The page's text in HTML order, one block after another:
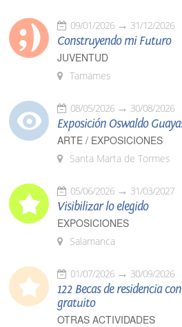
09/01/2026 31/12/2026
Construyendo mi Futuro
JUVENTUD
Tamames
08/05/2026 30/08/2026
Exposición Oswaldo
ARTE / EXPOSICIONES
Santa Marta de Tormes
05/06/2026 31/03/2027
Visibilizar lo elegido
EXPOSICIONES
Salamanca
01/07/2026 30/09/2026
122 Becas de residencia
gratuito
OTRAS ACTIVIDADES